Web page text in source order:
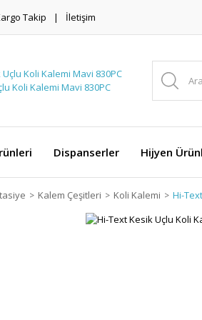
Takip İletişim
Dispanserler Hijyen
Kalem Çeşitleri Koli Kalemi Hi-